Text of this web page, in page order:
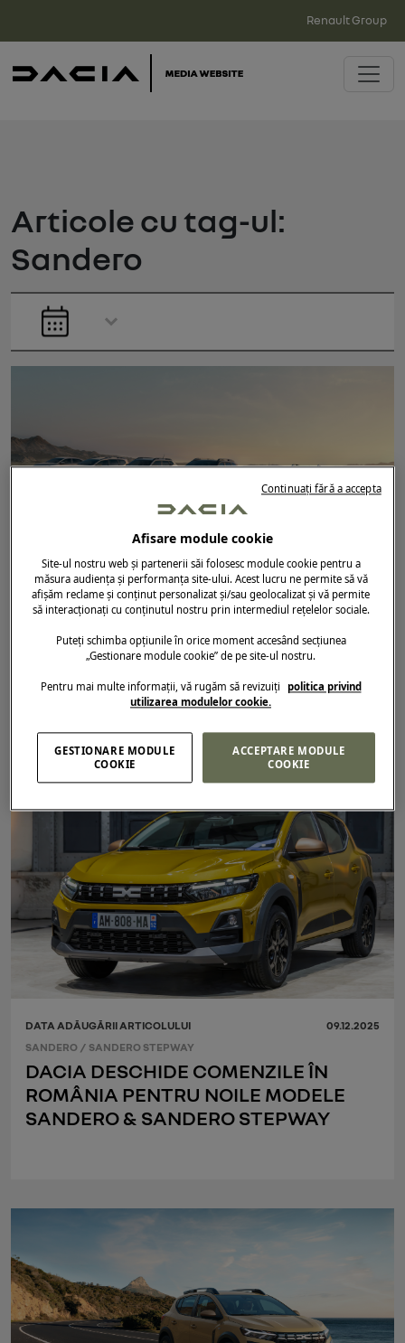
Renault Group
Articole cu tag-ul:
Sandero
DATA ADĂUGĂRII ARTICOLULUI
16.02.2026
DUSTER / BIGSTER
DACIA ÎȘI CONSOLIDEAZĂ GAMA DE
PRODUSE ÎN 2026
DATA ADĂUGĂRII ARTICOLULUI
09.12.2025
SANDERO / SANDERO STEPWAY
DACIA DESCHIDE COMENZILE ÎN
ROMÂNIA PENTRU NOILE MODELE
SANDERO & SANDERO STEPWAY
Afisare module cookie
Site-ul nostru web și partenerii săi folosesc module cookie pentru a
măsura audiența și performanța site-ului. Acest lucru ne permite să vă
afișăm reclame și conținut personalizat și/sau geolocalizat și vă permite
să interacționați cu conținutul nostru prin intermediul rețelelor sociale.
Puteți schimba opțiunile în orice moment accesând secțiunea
„Gestionare module cookie” de pe site-ul nostru.
Pentru mai multe informații, vă rugăm să revizuiți politica privind
utilizarea modulelor cookie.
ACCEPTARE MODULE
COOKIE
GESTIONARE MODULE
COOKIE
Continuați fără a accepta